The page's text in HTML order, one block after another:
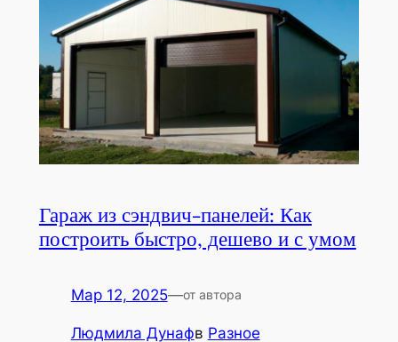
Гараж из сэндвич-панелей: Как
построить быстро, дешево и с умом
Мар 12, 2025—от автора
Людмила Дунафв Разное